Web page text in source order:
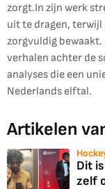
zorgt.In zijn werk
uit te dragen,
zorgvuldig
verhalen achter de
analyses die een
Nederlands elftal.
Artikelen
Dit
zelf